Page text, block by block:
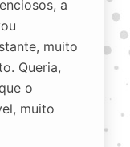
a
muito
Queria,
o
muito